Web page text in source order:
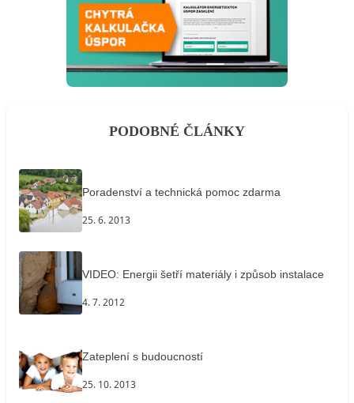
PODOBNÉ ČLÁNKY
Poradenství a technická pomoc zdarma
25. 6. 2013
VIDEO: Energii šetří materiály i způsob instalace
4. 7. 2012
Zateplení s budoucností
25. 10. 2013